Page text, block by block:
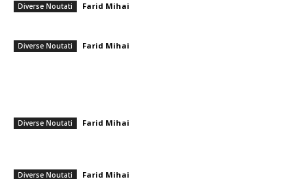
Diverse Noutati Farid Mihai
Diverse Noutati Farid Mihai
Diverse Noutati Farid Mihai
Diverse Noutati Farid Mihai